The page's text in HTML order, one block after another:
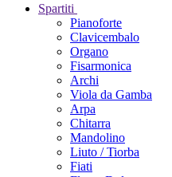
Spartiti
Pianoforte
Clavicembalo
Organo
Fisarmonica
Archi
Viola da Gamba
Arpa
Chitarra
Mandolino
Liuto / Tiorba
Fiati